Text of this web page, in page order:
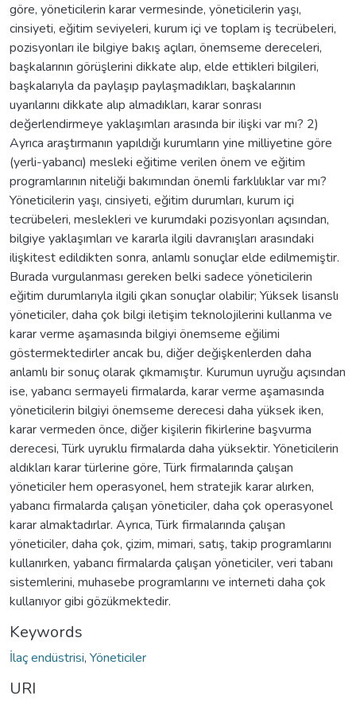
göre, yöneticilerin karar vermesinde, yöneticilerin yaşı,
cinsiyeti, eğitim seviyeleri, kurum içi ve toplam iş tecrübeleri,
pozisyonları ile bilgiye bakış açıları, önemseme dereceleri,
başkalarının görüşlerini dikkate alıp, elde ettikleri bilgileri,
başkalarıyla da paylaşıp paylaşmadıkları, başkalarının
uyarılarını dikkate alıp almadıkları, karar sonrası
değerlendirmeye yaklaşımları arasında bir ilişki var mı? 2)
Ayrıca araştırmanın yapıldığı kurumların yine milliyetine göre
(yerli-yabancı) mesleki eğitime verilen önem ve eğitim
programlarının niteliği bakımından önemli farklılıklar var mı?
Yöneticilerin yaşı, cinsiyeti, eğitim durumları, kurum içi
tecrübeleri, meslekleri ve kurumdaki pozisyonları açısından,
bilgiye yaklaşımları ve kararla ilgili davranışları arasındaki
ilişkitest edildikten sonra, anlamlı sonuçlar elde edilmemiştir.
Burada vurgulanması gereken belki sadece yöneticilerin
eğitim durumlarıyla ilgili çıkan sonuçlar olabilir; Yüksek lisanslı
yöneticiler, daha çok bilgi iletişim teknolojilerini kullanma ve
karar verme aşamasında bilgiyi önemseme eğilimi
göstermektedirler ancak bu, diğer değişkenlerden daha
anlamlı bir sonuç olarak çıkmamıştır. Kurumun uyruğu açısından
ise, yabancı sermayeli firmalarda, karar verme aşamasında
yöneticilerin bilgiyi önemseme derecesi daha yüksek iken,
karar vermeden önce, diğer kişilerin fikirlerine başvurma
derecesi, Türk uyruklu firmalarda daha yüksektir. Yöneticilerin
aldıkları karar türlerine göre, Türk firmalarında çalışan
yöneticiler hem operasyonel, hem stratejik karar alırken,
yabancı firmalarda çalışan yöneticiler, daha çok operasyonel
karar almaktadırlar. Ayrıca, Türk firmalarında çalışan
yöneticiler, daha çok, çizim, mimari, satış, takip programlarını
kullanırken, yabancı firmalarda çalışan yöneticiler, veri tabanı
sistemlerini, muhasebe programlarını ve interneti daha çok
kullanıyor gibi gözükmektedir.
Keywords
İlaç endüstrisi, Yöneticiler
URI